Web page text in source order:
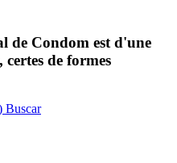
de Condom est d'une
de formes
Buscar